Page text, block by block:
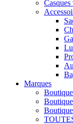
Casques
Marques